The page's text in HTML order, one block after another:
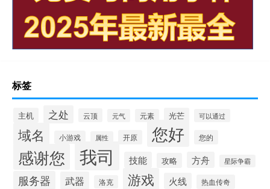
标签
主机 之处 云顶 元气 元素 光芒 可以通过
域名 小游戏 属性 开原 您好 您的
感谢您 我司 技能 攻略 方舟 星际争霸
服务器 武器 洛克 游戏 火线 热血传奇